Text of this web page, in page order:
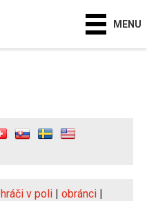
MENU
hráči v poli | obránci |